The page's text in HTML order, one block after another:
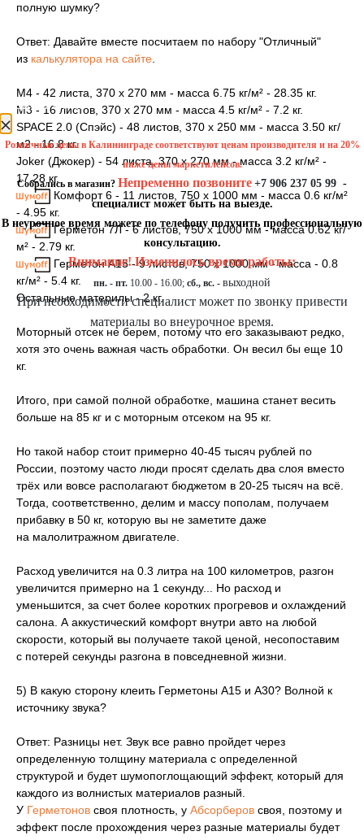
полную шумку?
Ответ: Давайте вместе посчитаем по набору "Отличный"
из калькулятора на сайте
М4 - 42 листа, 370 х 270 мм - масса 6.75 кг/м² - 28.35 кг.
М3 - 16 листов, 370 х 270 мм - масса 4.5 кг/м² - 7.2 кг.
SPACE 2.0 (Спэйс) - 48 листов, 370 х 250 мм - масса 3.50 кг/
м2 - 16.8 кг.
Joker (Джокер) - 54 листа, 370 х 270 мм - масса 3.2 кг/м² -
17.28 кг.
Комфорт 6 - 11 листов, 750 х 1000 мм - масса 0.6 кг/м²
- 4.95 кг.
Герметон 7Л - 6 листов, 750 х 1000 мм - масса 0.62 кг/
м² - 2.79 кг.
Герметон А15 - 9 листов, 750 х 1000 мм - масса - 0.8
кг/м² - 5.4 кг.
Остальные материлы - 2 кг.
Моторный отсек не берем, потому что его заказывают редко,
хотя это очень важная часть обработки. Он весил бы еще 10
кг.
Итого, при самой полной обработке, машина станет весить
больше на 85 кг и с моторным отсеком на 95 кг.
Но такой набор стоит примерно 40-45 тысяч рублей по
России, поэтому часто люди просят сделать два слоя вместо
трёх или вовсе располагают бюджетом в 20-25 тысяч на всё.
Тогда, соответственно, делим и массу пополам, получаем
прибавку в 50 кг, которую вы не заметите даже
на малолитражном двигателе.
Расход увеличится на 0.3 литра на 100 километров, разгон
увеличится примерно на 1 секунду... Но расход и
уменьшится, за счет более коротких прогревов и охлаждений
салона. А аккустический комфорт внутри авто на любой
скорости, который вы получаете такой ценой, несопоставим
с потерей секунды разгона в повседневной жизни.
5) В какую сторону клеить Герметоны А15 и А30? Волной к
источнику звука?
Ответ: Разницы нет. Звук все равно пройдет через
определенную толщину материала с определенной
структурой и будет шумопоглощающий эффект, который для
каждого из волнистых материалов разный.
У Герметонов своя плотность, у Абсорберов своя, поэтому и
эффект после прохождения через разные материалы будет
уведомление
Розничные цены в Калининграде соответствуют ценам производителя и на 20%
ниже цены маркетплейсов.
Собрались в магазин? Непременно позвоните +7 906 237 05 99 -
специалист может быть на выезде.
В неурочное время можете по телефону получить профессиональную
консультацию.
Внимание! Изменилось время работы:
пн. - пт. 10.00 - 16.00; сб., вс. - выходной
При необходимости специалист может по звонку привести
материалы во внеурочное время.